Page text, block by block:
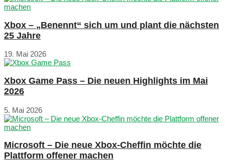
Xbox – „Benennt“ sich um und plant die nächsten
25 Jahre
19. Mai 2026
Xbox Game Pass – Die neuen Highlights im Mai
2026
5. Mai 2026
Microsoft – Die neue Xbox-Cheffin möchte die
Plattform offener machen